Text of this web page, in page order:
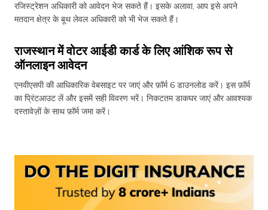
रजिस्ट्रेशन अधिकारी को आवेदन भेज सकते हैं। इसके अलावा, आप इसे अपने
मतदान क्षेत्र के बूथ लेवल अधिकारी को भी भेज सकते हैं।
राजस्थान में वोटर आईडी कार्ड के लिए आंशिक रूप से
ऑनलाइन आवेदन
एनवीएसपी की आधिकारिक वेबसाइट पर जाएं और फ़ॉर्म 6 डाउनलोड करें। इस फ़ॉर्म
का प्रिंटआउट लें और इसमें सही विवरण भरें। निकटतम डाकघर जाएं और आवश्यक
दस्तावेज़ों के साथ फ़ॉर्म जमा करें।